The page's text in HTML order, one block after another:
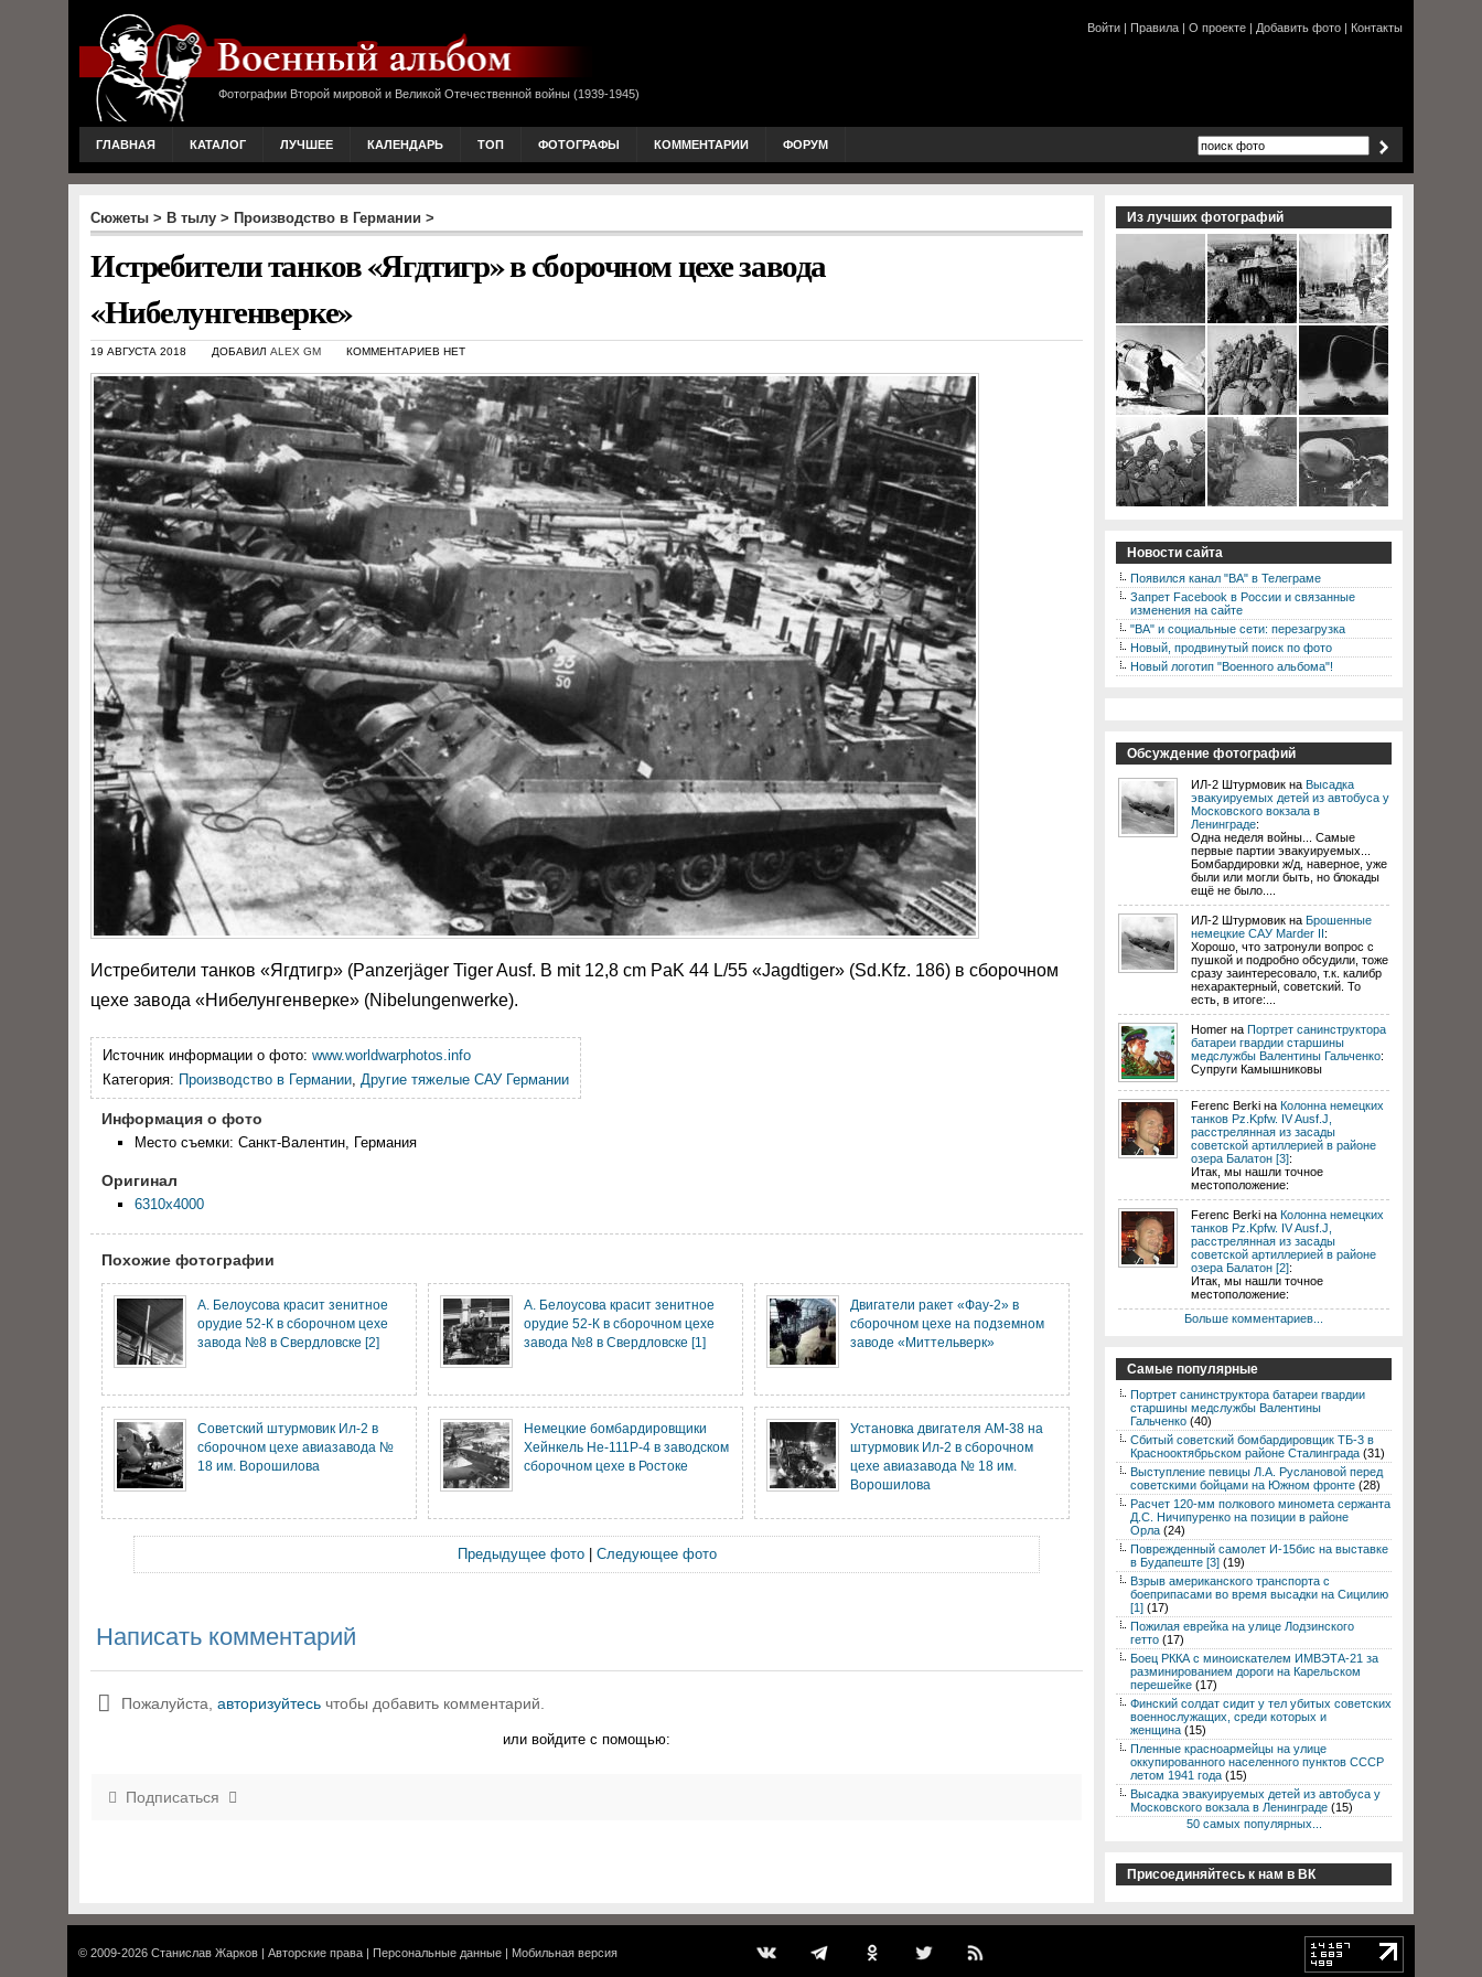
Фотографии Второй мировой и Великой Отечественной войны (1939-1945)
Войти | Правила | О проекте | Добавить фото | Контакты
ГЛАВНАЯ КАТАЛОГ ЛУЧШЕЕ КАЛЕНДАРЬ ТОП ФОТОГРАФЫ КОММЕНТАРИИ ФОРУМ
Сюжеты > В тылу > Производство в Германии >
Истребители танков «Ягдтигр» в сборочном цехе завода
«Нибелунгенверке»
19 АВГУСТА 2018 ДОБАВИЛ ALEX GM КОММЕНТАРИЕВ НЕТ
Истребители танков «Ягдтигр» (Panzerjäger Tiger Ausf. B mit 12,8 cm PaK 44 L/55 «Jagdtiger» (Sd.Kfz. 186) в сборочном
цехе завода «Нибелунгенверке» (Nibelungenwerke).
Источник информации о фото: www.worldwarphotos.info
Категория: Производство в Германии, Другие тяжелые САУ Германии
Информация о фото
Место съемки: Санкт-Валентин, Германия
Оригинал
6310x4000
Похожие фотографии
А. Белоусова красит зенитное
орудие 52-К в сборочном цехе
завода №8 в Свердловске [2]
А. Белоусова красит зенитное
орудие 52-К в сборочном цехе
завода №8 в Свердловске [1]
Двигатели ракет «Фау-2» в
сборочном цехе на подземном
заводе «Миттельверк»
Советский штурмовик Ил-2 в
сборочном цехе авиазавода №
18 им. Ворошилова
Немецкие бомбардировщики
Хейнкель Не-111P-4 в заводском
сборочном цехе в Ростоке
Установка двигателя АМ-38 на
штурмовик Ил-2 в сборочном
цехе авиазавода № 18 им.
Ворошилова
Предыдущее фото| Следующее фото
Написать комментарий
Пожалуйста, авторизуйтесь чтобы добавить комментарий.
или войдите с помощью:
Подписаться
Из лучших фотографий
Новости сайта
Появился канал "ВА" в Телеграме
Запрет Facebook в России и связанные
изменения на сайте
"ВА" и социальные сети: перезагрузка
Новый, продвинутый поиск по фото
Новый логотип "Военного альбома"!
Обсуждение фотографий
ИЛ-2 Штурмовик на Высадка
эвакуируемых детей из автобуса у
Московского вокзала в
Ленинграде:
Одна неделя войны... Самые
первые партии эвакуируемых...
Бомбардировки ж/д, наверное, уже
были или могли быть, но блокады
ещё не было....
ИЛ-2 Штурмовик на Брошенные
немецкие САУ Marder II:
Хорошо, что затронули вопрос с
пушкой и подробно обсудили, тоже
сразу заинтересовало, т.к. калибр
нехарактерный, советский. То
есть, в итоге:...
Homer на Портрет санинструктора
батареи гвардии старшины
медслужбы Валентины Гальченко:
Супруги Камышниковы
Ferenc Berki на Колонна немецких
танков Pz.Kpfw. IV Ausf.J,
расстрелянная из засады
советской артиллерией в районе
озера Балатон [3]:
Итак, мы нашли точное
местоположение:
Ferenc Berki на Колонна немецких
танков Pz.Kpfw. IV Ausf.J,
расстрелянная из засады
советской артиллерией в районе
озера Балатон [2]:
Итак, мы нашли точное
местоположение:
Больше комментариев...
Самые популярные
Портрет санинструктора батареи гвардии
старшины медслужбы Валентины
Гальченко (40)
Сбитый советский бомбардировщик ТБ-3 в
Краснооктябрьском районе Сталинграда (31)
Выступление певицы Л.А. Руслановой перед
советскими бойцами на Южном фронте (28)
Расчет 120-мм полкового миномета сержанта
Д.С. Ничипуренко на позиции в районе
Орла (24)
Поврежденный самолет И-15бис на выставке
в Будапеште [3] (19)
Взрыв американского транспорта с
боеприпасами во время высадки на Сицилию
[1] (17)
Пожилая еврейка на улице Лодзинского
гетто (17)
Боец РККА с миноискателем ИМВЭТА-21 за
разминированием дороги на Карельском
перешейке (17)
Финский солдат сидит у тел убитых советских
военнослужащих, среди которых и
женщина (15)
Пленные красноармейцы на улице
оккупированного населенного пунктов СССР
летом 1941 года (15)
Высадка эвакуируемых детей из автобуса у
Московского вокзала в Ленинграде (15)
50 самых популярных...
Присоединяйтесь к нам в ВК
© 2009-2026 Станислав Жарков | Авторские права | Персональные данные | Мобильная версия